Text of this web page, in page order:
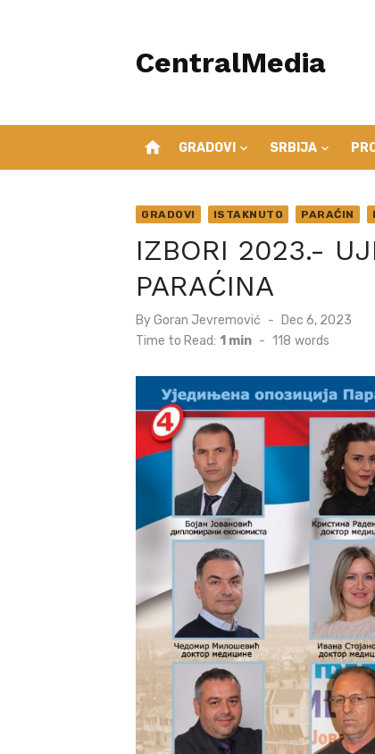
CentralMedia
home GRADOVI SRBIJA
GRADOVI ISTAKNUTO PARAĆIN
IZBORI 2023.-
PARAĆINA
ByGoran Jevremović
Posted
on
Dec 6, 2023
Time to Read: 1 min - 118 words